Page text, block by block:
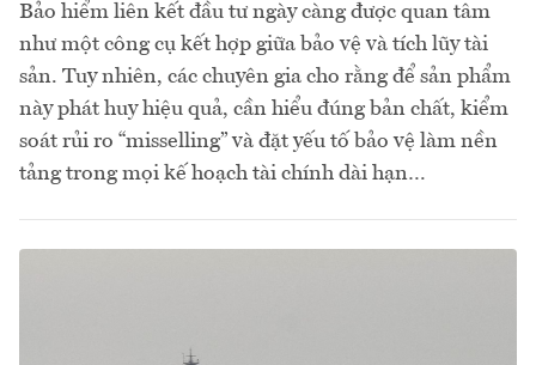
Bảo hiểm liên kết đầu tư ngày càng được quan tâm
như một công cụ kết hợp giữa bảo vệ và tích lũy tài
sản. Tuy nhiên, các chuyên gia cho rằng để sản phẩm
này phát huy hiệu quả, cần hiểu đúng bản chất, kiểm
soát rủi ro “misselling” và đặt yếu tố bảo vệ làm nền
tảng trong mọi kế hoạch tài chính dài hạn…